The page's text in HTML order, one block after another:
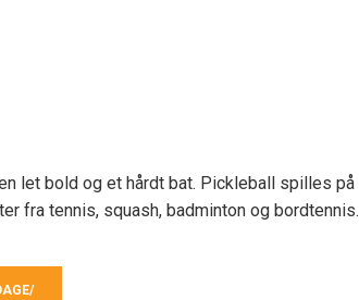
let bold og et hårdt bat. Pickleball spilles på
fra tennis, squash, badminton og